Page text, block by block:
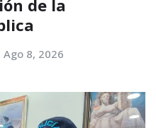
de la
Ago 8, 2026